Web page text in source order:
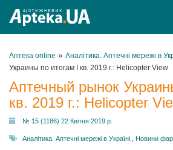
Аптека online » Аналітика. Аптечні мережі в
Украины по итогам I кв. 2019 г.: Helicopter View
Аптечный рынок
кв. 2019 г.: Helicopter
№ 15 (1186) 22 Квітня 2019 р.
Аналітика. Аптечні мережі в Україні. Новини